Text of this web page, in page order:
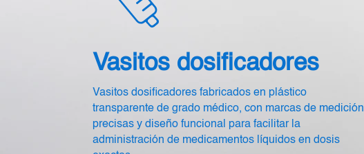
Vasitos dosificadores
Vasitos dosificadores fabricados en plástico
transparente de grado médico, con marcas de medición
precisas y diseño funcional para facilitar la
administración de medicamentos líquidos en dosis